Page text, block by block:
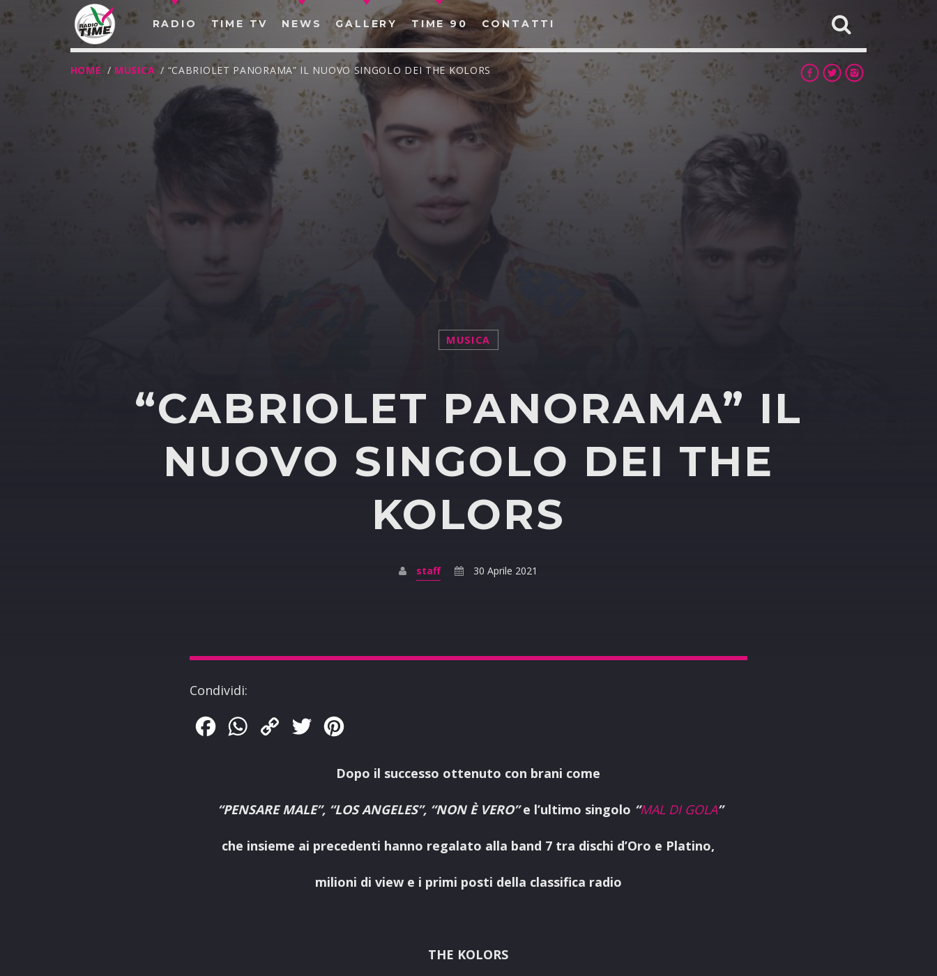
RADIO TIME TV NEWS GALLERY TIME 90 CONTATTI
CERCA NEL SITO WEB:
HOME / MUSICA / “CABRIOLET PANORAMA” IL NUOVO SINGOLO DEI THE KOLORS
MUSICA
“CABRIOLET PANORAMA” IL
NUOVO SINGOLO DEI THE
KOLORS
staff 30 Aprile 2021
Condividi:
FacebookWhatsApp
Copy
Twitter
Dopo il successo ottenuto con brani come
“PENSARE MALE”, “LOS ANGELES”, “NON È VERO”e l’ultimo singolo “MAL DI GOLA”
che insieme ai precedenti hanno regalato alla band 7 tra dischi d’Oro e Platino,
milioni di view e i primi posti della classifica radio
THE KOLORS